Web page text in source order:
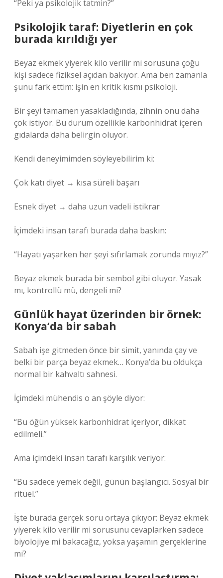
“Peki ya psikolojik tatmin?”
Psikolojik taraf: Diyetlerin en çok
burada kırıldığı yer
Beyaz ekmek yiyerek kilo verilir mi sorusuna çoğu
kişi sadece fiziksel açıdan bakıyor. Ama ben zamanla
şunu fark ettim: işin en kritik kısmı psikoloji.
Bir şeyi tamamen yasakladığında, zihnin onu daha
çok istiyor. Bu durum özellikle karbonhidrat içeren
gıdalarda daha belirgin oluyor.
Kendi deneyimimden söyleyebilirim ki:
Çok katı diyet → kısa süreli başarı
Esnek diyet → daha uzun vadeli istikrar
İçimdeki insan tarafı burada daha baskın:
“Hayatı yaşarken her şeyi sıfırlamak zorunda mıyız?”
Beyaz ekmek burada bir sembol gibi oluyor. Yasak
mı, kontrollü mü, dengeli mi?
Günlük hayat üzerinden bir örnek:
Konya’da bir sabah
Sabah işe gitmeden önce bir simit, yanında çay ve
belki bir parça beyaz ekmek… Konya’da bu oldukça
normal bir kahvaltı sahnesi.
İçimdeki mühendis o an şöyle diyor:
“Bu öğün yüksek karbonhidrat içeriyor, dikkat
edilmeli.”
Ama içimdeki insan tarafı karşılık veriyor:
“Bu sadece yemek değil, günün başlangıcı. Sosyal bir
ritüel.”
İşte burada gerçek soru ortaya çıkıyor: Beyaz ekmek
yiyerek kilo verilir mi sorusunu cevaplarken sadece
biyolojiye mi bakacağız, yoksa yaşamın gerçeklerine
mi?